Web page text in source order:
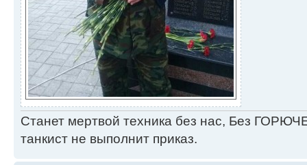
Станет мертвой техника без нас, Без
танкист не выполнит приказ.